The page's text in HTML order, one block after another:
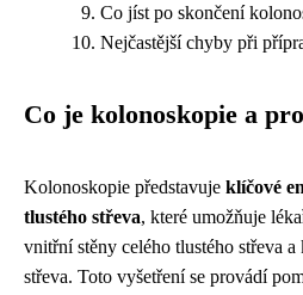
Co jíst po skončení
Nejčastější chyby při
Co je kolonoskopie a
Kolonoskopie představuje klíčové
tlustého střeva, které umožňuje
vnitřní stěny celého tlustého střeva a
střeva. Toto vyšetření se provádí